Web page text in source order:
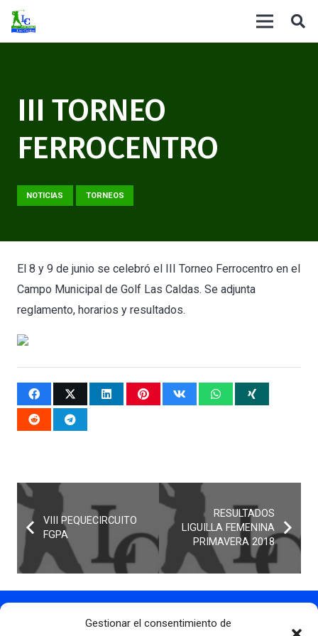
Gestionar el consentimiento de
III TORNEO
FERROCENTRO
NOTICIAS TORNEOS
El 8 y 9 de junio se celebró el III Torneo Ferrocentro en el
Campo Municipal de Golf Las Caldas. Se adjunta
reglamento, horarios y resultados.
VIII PEQUECIRCUITO
FGPA
RESULTADOS
LIGUILLA FEMENINA
PRIMAVERA 2018
Contacto